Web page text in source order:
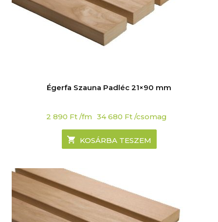
Égerfa Szauna Padléc 21×90 mm
2 890 Ft /fm 34 680 Ft /csomag
KOSÁRBA TESZEM